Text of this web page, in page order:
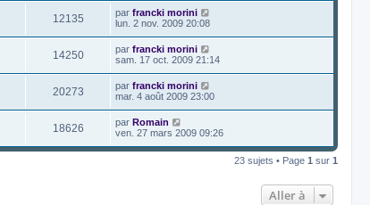
12135 par francki morini
lun. 2 nov. 2009 20:08
14250 par francki morini
sam. 17 oct. 2009 21:14
20273 par francki morini
mar. 4 août 2009 23:00
18626 par Romain
ven. 27 mars 2009 09:26
23 sujets • Page 1 sur 1
Aller à